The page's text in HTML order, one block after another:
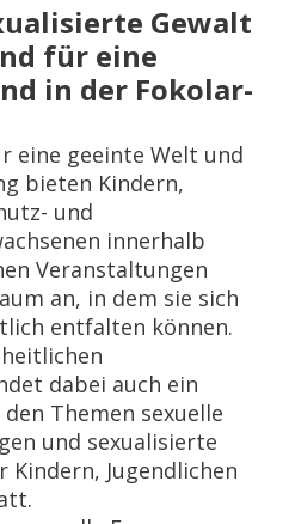
Gewalt
für eine
in der Fokolar-
eine geeinte Welt und
bieten Kindern,
und
innerhalb
Veranstaltungen
an, in dem sie sich
entfalten können.
dabei auch ein
Themen sexuelle
und sexualisierte
Kindern, Jugendlichen